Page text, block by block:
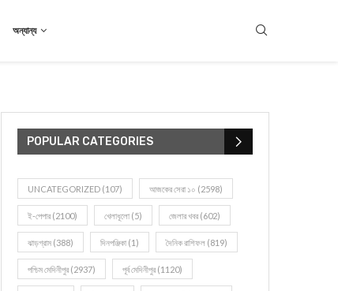
অন্যান্য
POPULAR CATEGORIES
UNCATEGORIZED (107) আজকের সেরা ১০ (2598)
ই-পেপার (2100) খেলাধূলো (5) জেলার খবর (602)
ঝাড়গ্রাম (388) দিনপঞ্জিকা (1) দৈনিক রাশিফল (819)
পশ্চিম মেদিনীপুর (2937) পূর্ব মেদিনীপুর (1120)